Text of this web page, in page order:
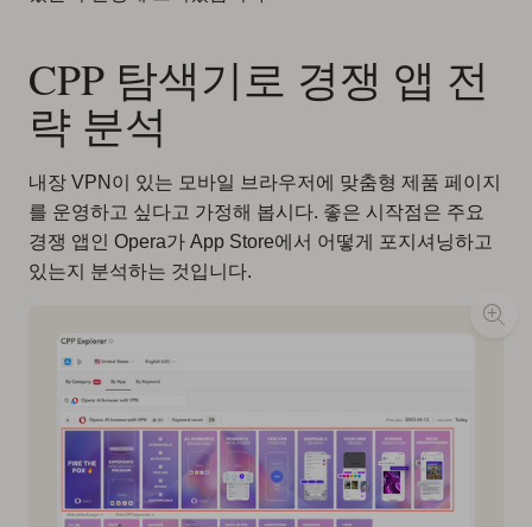
CPP 탐색기로 경쟁 앱 전
략 분석
내장 VPN이 있는 모바일 브라우저에 맞춤형 제품 페이지
를 운영하고 싶다고 가정해 봅시다. 좋은 시작점은 주요
경쟁 앱인 Opera가 App Store에서 어떻게 포지셔닝하고
있는지 분석하는 것입니다.